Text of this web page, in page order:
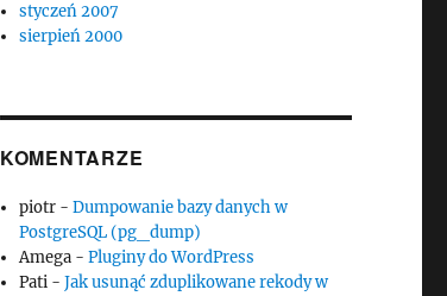
styczeń 2007
sierpień 2000
KOMENTARZE
piotr -Dumpowanie bazy danych w
PostgreSQL (pg_dump)
Amega -Pluginy do WordPress
Pati -Jak usunąć zduplikowane rekody w